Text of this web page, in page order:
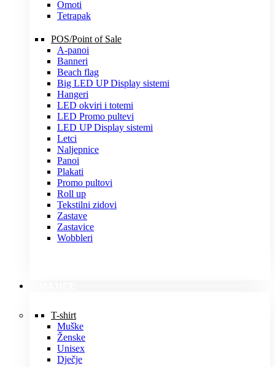
Omoti
Tetrapak
POS/Point of Sale
A-panoi
Banneri
Beach flag
Big LED UP Display sistemi
Hangeri
LED okviri i totemi
LED Promo pultevi
LED UP Display sistemi
Letci
Naljepnice
Panoi
Plakati
Promo pultovi
Roll up
Tekstilni zidovi
Zastave
Zastavice
Wobbleri
T-shirt
Muške
Ženske
Unisex
Dječje